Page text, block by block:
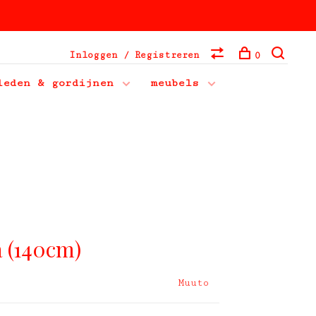
& gordijnen
meubels
Inloggen / Registreren 0
Muuto